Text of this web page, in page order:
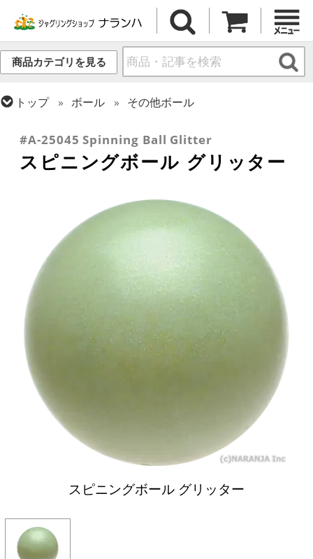
商品カテゴリを見る
トップ ボール
その他ボール
#A-25045 Spinning Ball Glitter
スピニングボール グリッター
スピニングボール グリッター